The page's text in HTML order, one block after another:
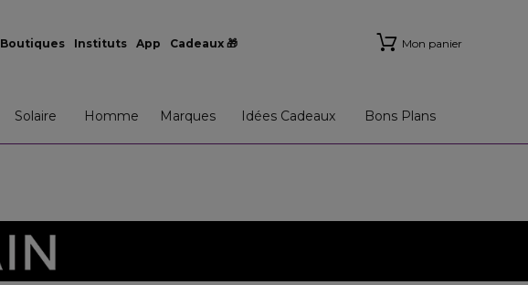
Boutiques Instituts App Cadeaux 🎁 Mon panier
Solaire Homme Marques Idées Cadeaux Bons Plans